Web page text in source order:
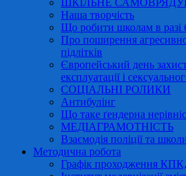
ШКІЛЬНЕ
Наша творчість
Що робити школам в разі
Про поширення
підлітків
Європейський день
експлуатації і
СОЦІАЛЬНІ РОЛИКИ
Антибулінг
Що таке ґендерна
МЕДІАГРАМОТНІСТЬ
Взаємодія поліції та
Методична робота
Графік проходження КПК,